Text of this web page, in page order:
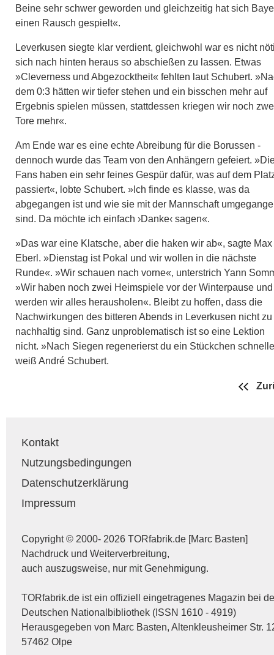
Beine sehr schwer geworden und gleichzeitig hat sich
einen Rausch gespielt«.
Leverkusen siegte klar verdient, gleichwohl war es nicht
sich nach hinten heraus so abschießen zu lassen. Etwas
»Cleverness und Abgezocktheit« fehlten laut Schubert.
dem 0:3 hätten wir tiefer stehen und ein bisschen mehr auf
Ergebnis spielen müssen, stattdessen kriegen wir noch
Tore mehr«.
Am Ende war es eine echte Abreibung für die Borussen -
dennoch wurde das Team von den Anhängern gefeiert.
Fans haben ein sehr feines Gespür dafür, was auf dem
passiert«, lobte Schubert. »Ich finde es klasse, was da
abgegangen ist und wie sie mit der Mannschaft
sind. Da möchte ich einfach ›Danke‹ sagen«.
»Das war eine Klatsche, aber die haken wir ab«, sagte Max
Eberl. »Dienstag ist Pokal und wir wollen in die nächste
Runde«. »Wir schauen nach vorne«, unterstrich Yann
»Wir haben noch zwei Heimspiele vor der Winterpause
werden wir alles herausholen«. Bleibt zu hoffen, dass die
Nachwirkungen des bitteren Abends in Leverkusen nicht zu
nachhaltig sind. Ganz unproblematisch ist so eine Lektion
nicht. »Nach Siegen regenerierst du ein Stückchen
weiß André Schubert.
Kontakt
Nutzungsbedingungen
Datenschutzerklärung
Impressum
Copyright © 2000- 2026 TORfabrik.de [Marc Basten]
Nachdruck und Weiterverbreitung,
auch auszugsweise, nur mit Genehmigung.
TORfabrik.de ist ein offiziell eingetragenes Magazin bei
Deutschen Nationalbibliothek (ISSN 1610 - 4919)
Herausgegeben von Marc Basten, Altenkleusheimer Str.
57462 Olpe